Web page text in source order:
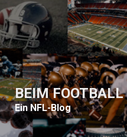
BEIM FOOTBALL
Ein NFL-Blog